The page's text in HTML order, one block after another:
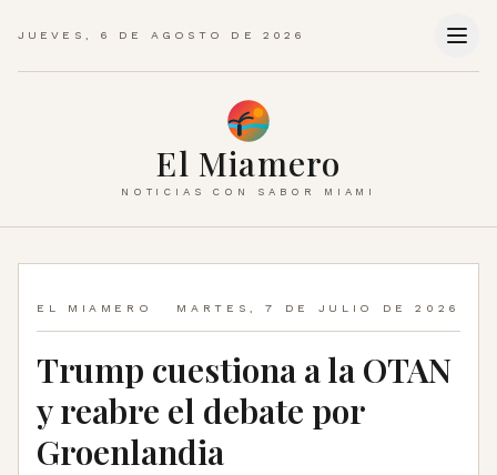
JUEVES, 6 DE AGOSTO DE 2026
El Miamero
NOTICIAS CON SABOR MIAMI
EL MIAMERO MARTES, 7 DE JULIO DE 2026
Trump cuestiona a la OTAN
y reabre el debate por
Groenlandia